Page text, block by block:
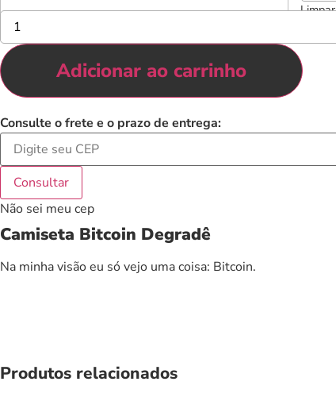
Limpar
Camiseta
Bitcoin
Degradê
quantidade
Adicionar ao carrinho
Consulte o frete e o prazo de entrega:
Consultar
Não sei meu cep
Camiseta Bitcoin Degradê
Na minha visão eu só vejo uma coisa: Bitcoin.
Produtos relacionados